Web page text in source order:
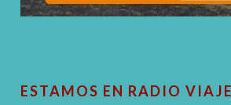
ESTAMOS EN RADIO